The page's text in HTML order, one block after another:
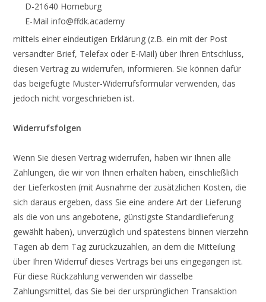
D-21640 Horneburg
E-Mail info@ffdk.academy
mittels einer eindeutigen Erklärung (z.B. ein mit der Post
versandter Brief, Telefax oder E-Mail) über Ihren Entschluss,
diesen Vertrag zu widerrufen, informieren. Sie können dafür
das beigefügte Muster-Widerrufsformular verwenden, das
jedoch nicht vorgeschrieben ist.
Widerrufsfolgen
Wenn Sie diesen Vertrag widerrufen, haben wir Ihnen alle
Zahlungen, die wir von Ihnen erhalten haben, einschließlich
der Lieferkosten (mit Ausnahme der zusätzlichen Kosten, die
sich daraus ergeben, dass Sie eine andere Art der Lieferung
als die von uns angebotene, günstigste Standardlieferung
gewählt haben), unverzüglich und spätestens binnen vierzehn
Tagen ab dem Tag zurückzuzahlen, an dem die Mitteilung
über Ihren Widerruf dieses Vertrags bei uns eingegangen ist.
Für diese Rückzahlung verwenden wir dasselbe
Zahlungsmittel, das Sie bei der ursprünglichen Transaktion